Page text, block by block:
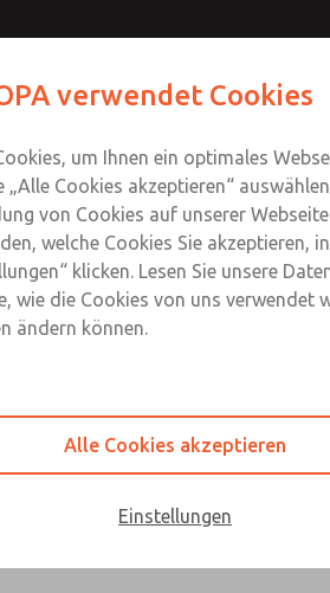
bis 4.490 l/min
Sie ROSS
verwendet Cookies
um Ihnen ein optimales
„Alle Cookies akzeptieren“
von Cookies auf unserer
welche Cookies Sie akzeptieren,
klicken. Lesen Sie unsere
wie die Cookies von uns verwendet
ändern können.
Alle Cookies akzeptieren
Einstellungen